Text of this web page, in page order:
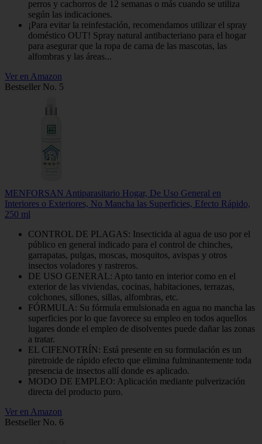
perros y cachorros de 12 semanas o más cuando se utiliza
según las indicaciones.
¡Para evitar la reinfestación, recomendamos utilizar el spray
doméstico OUT! Spray natural antibacteriano para el hogar
para asegurar que la ropa de cama de las mascotas, las
alfombras y las áreas...
Ver en Amazon
Bestseller No. 5
MENFORSAN Antiparasitario Hogar, De Uso General en
Interiores o Exteriores, No Mancha las Superficies, Efecto Rápido,
250 ml
CONTROL DE PLAGAS: Insecticida al agua de uso por el
público en general indicado para el control de chinches,
garrapatas, pulgas, moscas, mosquitos, avispas y otros
insectos voladores y rastreros.
DE USO GENERAL: Apto tanto en interior como en el
exterior de las viviendas, cocinas, habitaciones, terrazas,
colchones, sillones, sillas, alfombras, etc.
FÓRMULA: Su fórmula emulsionada en agua no mancha las
superficies por lo que favorece su empleo en todos aquellos
lugares donde el empleo de disolventes puede dañar las zonas
a tratar.
EL CIFENOTRÍN: Está presente en su formulación es un
piretroide de rápido efecto que elimina fulminantemente toda
presencia de insectos allí donde es aplicado.
MODO DE EMPLEO: Aplicación mediante pulverización
directa del producto puro.
Ver en Amazon
Bestseller No. 6